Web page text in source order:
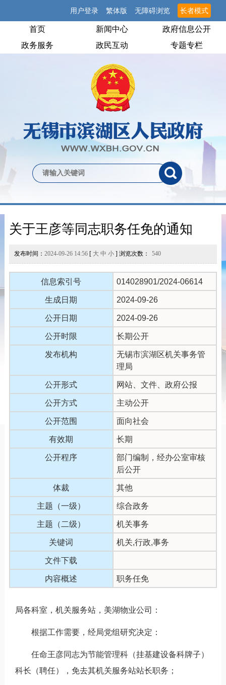
用户登录 繁体版 无障碍浏览 长者模式
首页 新闻中心
政府信息公开
政务服务
政民互动 专题专栏
关于王彦等同志职务任免的通知
发布时间： 2024-09-26 14:56[ 大 中 小] 浏览次数： 540
信息索引号 014028901/2024-06614
生成日期 2024-09-26
公开日期 2024-09-26
公开时限 长期公开
发布机构
无锡市滨湖区机关事务管
理局
公开形式 网站、文件、政府公报
公开方式 主动公开
公开范围 面向社会
有效期 长期
公开程序
部门编制，经办公室审核
后公开
体裁 其他
主题（一级） 综合政务
主题（二级） 机关事务
关键词 机关,行政,事务
文件下载
内容概述 职务任免
局各科室，机关服务站，美湖物业公司：
根据工作需要，经局党组研究决定：
任命王彦同志为节能管理科（挂基建设备科牌子）
科长（聘任），免去其机关服务站站长职务；